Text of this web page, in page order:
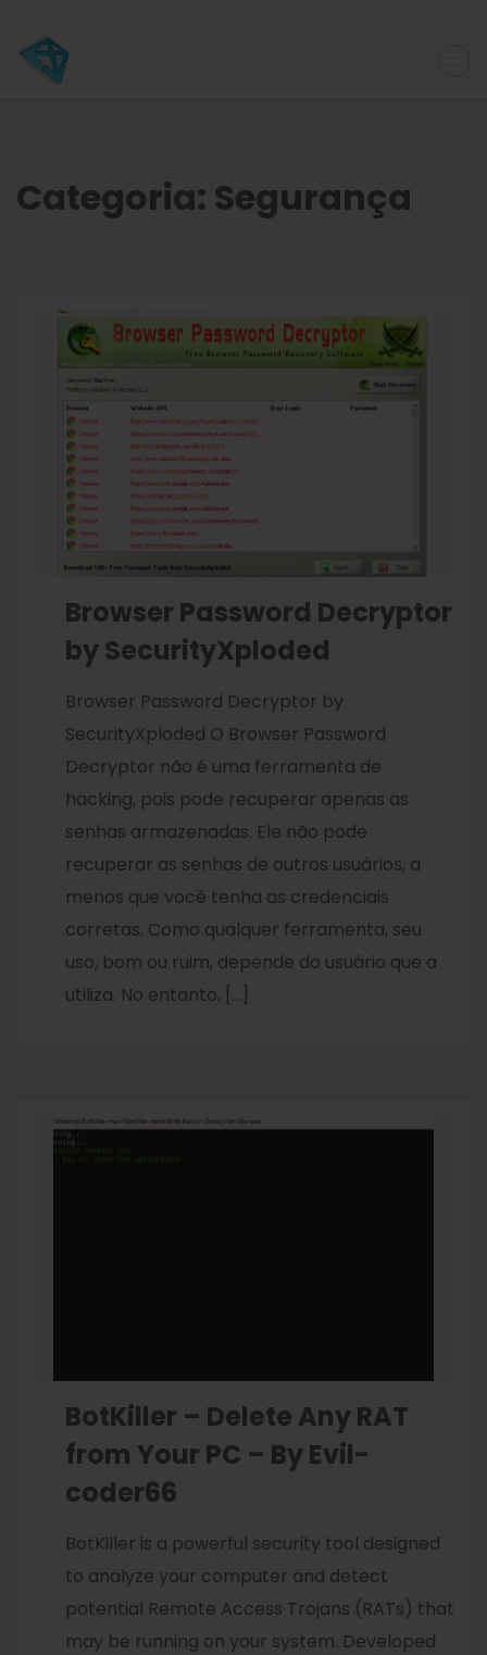
Categoria: Segurança
Browser Password Decryptor
by SecurityXploded
Browser Password Decryptor by
SecurityXploded O Browser Password
Decryptor não é uma ferramenta de
hacking, pois pode recuperar apenas as
senhas armazenadas. Ele não pode
recuperar as senhas de outros usuários, a
menos que você tenha as credenciais
corretas. Como qualquer ferramenta, seu
uso, bom ou ruim, depende do usuário que a
utiliza. No entanto, […]
BotKiller – Delete Any RAT
from Your PC – By Evil-
coder66
BotKiller is a powerful security tool designed
to analyze your computer and detect
potential Remote Access Trojans (RATs) that
may be running on your system. Developed